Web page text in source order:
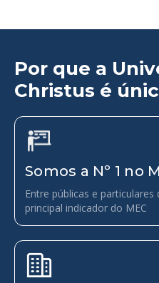
Por que a
Christus é
Somos a Nº 1 no
Entre públicas e
principal indicador do MEC